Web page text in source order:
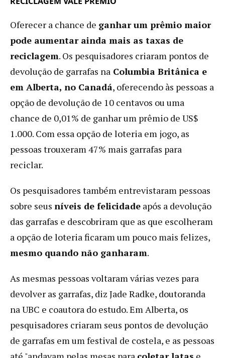
Oferecer a chance de ganhar um prêmio maior
pode aumentar ainda mais as taxas de
reciclagem. Os pesquisadores criaram pontos de
devolução de garrafas na Columbia Britânica e
em Alberta, no Canadá, oferecendo às pessoas a
opção de devolução de 10 centavos ou uma
chance de 0,01% de ganhar um prêmio de US$
1.000. Com essa opção de loteria em jogo, as
pessoas trouxeram 47% mais garrafas para
reciclar.
Os pesquisadores também entrevistaram pessoas
sobre seus níveis de felicidade após a devolução
das garrafas e descobriram que as que escolheram
a opção de loteria ficaram um pouco mais felizes,
mesmo quando não ganharam.
As mesmas pessoas voltaram várias vezes para
devolver as garrafas, diz Jade Radke, doutoranda
na UBC e coautora do estudo. Em Alberta, os
pesquisadores criaram seus pontos de devolução
de garrafas em um festival de costela, e as pessoas